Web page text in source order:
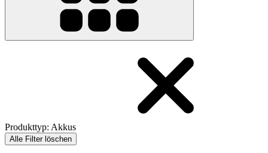
Produkttyp: Akkus
Alle Filter löschen